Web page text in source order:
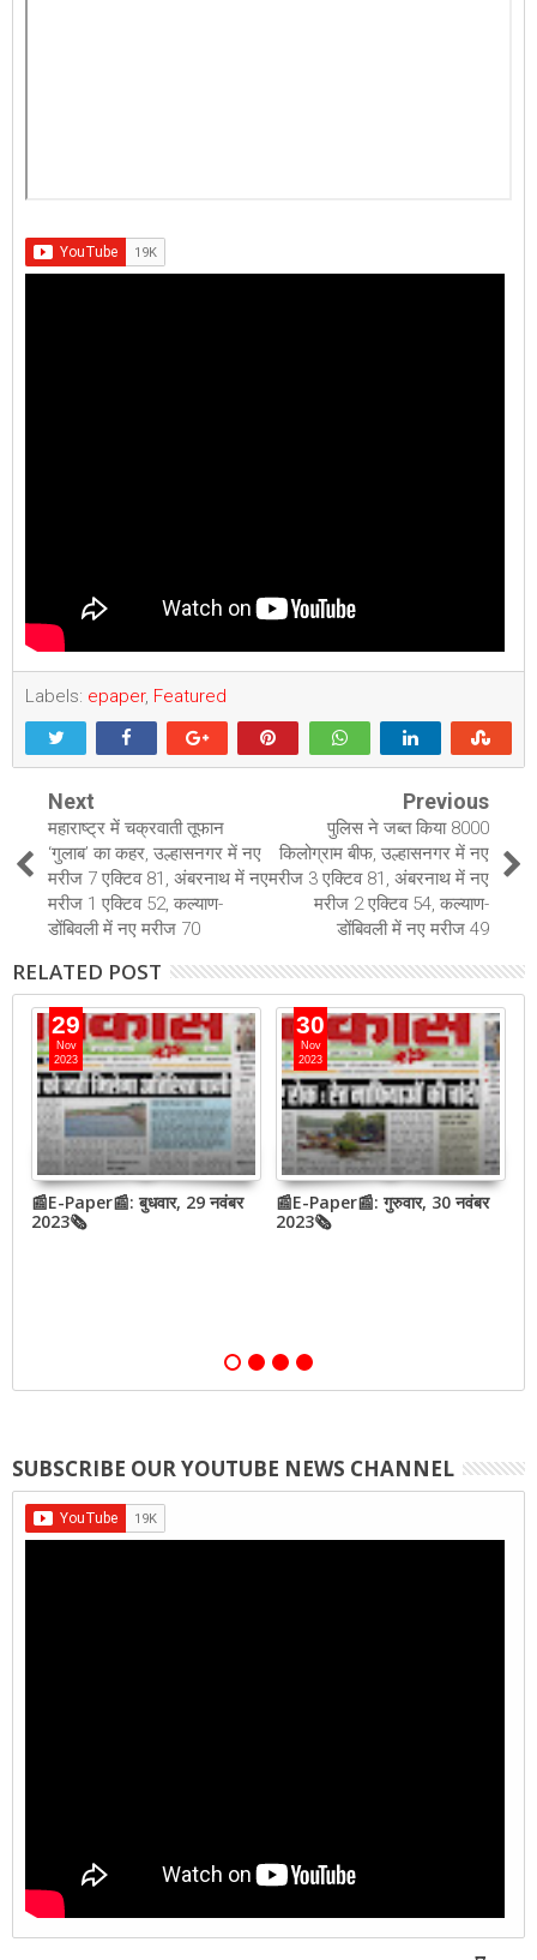
Labels: epaper, Featured
Next
महाराष्ट्र में चक्रवाती तूफान
‘गुलाब’ का कहर, उल्हासनगर में नए
मरीज 7 एक्टिव 81, अंबरनाथ में नए
मरीज 1 एक्टिव 52, कल्याण-
डोंबिवली में नए मरीज 70
Previous
पुलिस ने जब्त किया 8000
किलोग्राम बीफ, उल्हासनगर में नए
मरीज 3 एक्टिव 81, अंबरनाथ में नए
मरीज 2 एक्टिव 54, कल्याण-
डोंबिवली में नए मरीज 49
RELATED POST
29
Nov
2023
📰E-Paper📰: बुधवार, 29 नवंबर
2023🗞
30
Nov
2023
📰E-Paper📰: गुरुवार, 30 नवंबर
2023🗞
SUBSCRIBE OUR YOUTUBE NEWS CHANNEL